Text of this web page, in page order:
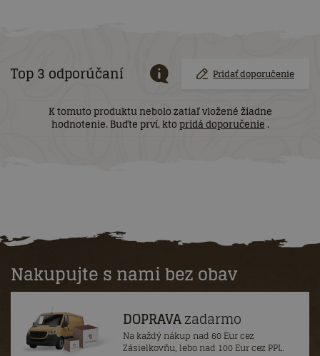
Top 3 odporúčaní Pridať doporučenie
K tomuto produktu nebolo zatiaľ vložené žiadne
hodnotenie. Buďte prví, ktopridá doporučenie.
Nakupujte s nami bez obav
DOPRAVAzadarmo
Na každý nákup nad 60 Eur cez
Zásielkovňu, lebo nad 100 Eur cez PPL.